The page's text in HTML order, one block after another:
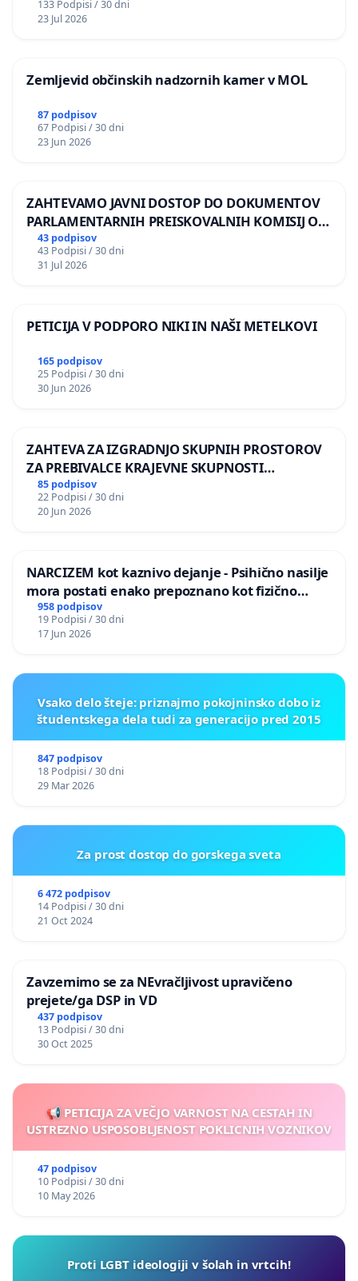
REPUBLIKE SLOVENIJE V MOSKVI
133 Podpisi / 30 dni
23 Jul 2026
Zemljevid občinskih nadzornih kamer v MOL
87 podpisov
67 Podpisi / 30 dni
23 Jun 2026
ZAHTEVAMO JAVNI DOSTOP DO DOKUMENTOV
PARLAMENTARNIH PREISKOVALNIH KOMISIJ O
ILEGALNI TRGOVINI Z OROŽJEM
43 podpisov
43 Podpisi / 30 dni
31 Jul 2026
PETICIJA V PODPORO NIKI IN NAŠI METELKOVI
165 podpisov
25 Podpisi / 30 dni
30 Jun 2026
ZAHTEVA ZA IZGRADNJO SKUPNIH PROSTOROV
ZA PREBIVALCE KRAJEVNE SKUPNOSTI
PRESTRANEK
85 podpisov
22 Podpisi / 30 dni
20 Jun 2026
NARCIZEM kot kaznivo dejanje - Psihično nasilje
mora postati enako prepoznano kot fizično
nasilje
958 podpisov
19 Podpisi / 30 dni
17 Jun 2026
Vsako delo šteje: priznajmo pokojninsko dobo iz
študentskega dela tudi za generacijo pred 2015
847 podpisov
18 Podpisi / 30 dni
29 Mar 2026
Za prost dostop do gorskega sveta
6 472 podpisov
14 Podpisi / 30 dni
21 Oct 2024
Zavzemimo se za NEvračljivost upravičeno
prejete/ga DSP in VD
437 podpisov
13 Podpisi / 30 dni
30 Oct 2025
📢 PETICIJA ZA VEČJO VARNOST NA CESTAH IN
USTREZNO USPOSOBLJENOST POKLICNIH VOZNIKOV
47 podpisov
10 Podpisi / 30 dni
10 May 2026
Proti LGBT ideologiji v šolah in vrtcih!